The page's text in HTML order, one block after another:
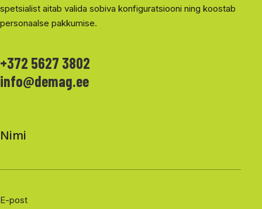
spetsialist aitab valida sobiva konfiguratsiooni ning koostab
personaalse pakkumise.
+372 5627 3802
info@demag.ee
Nimi
E-post